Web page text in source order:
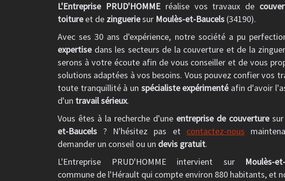
L'Entreprise PRUD'HOMMEréalise vos travaux de
toitureet de zingueriesur Moulès-et-Baucels (34190).
Avec ses 30 ans d'expérience, notre société a pu
expertisedans les secteurs de la couverture et de la
serons à votre écoute afin de vous conseiller et de vous
solutions adaptées à vos besoins. Vous pouvez confier vos
toute tranquillité à un spécialiste expérimentéafin d'avoir
d'un travail sérieux.
Vous êtes à la recherche d'une entreprise de couverturesur
et-Baucels ? N'hésitez pas et contactez-nous
demander un conseil ou un devis gratuit.
L'Entreprise PRUD'HOMME intervient sur Moulès-
commune de l'Hérault qui compte environ 880 habitants, et